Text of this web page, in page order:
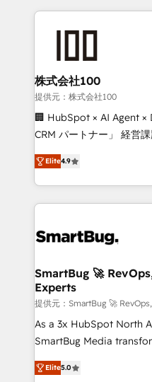
Company of the Year 2024/25
and build AI-powered
from week one, in your time zone.
Onboarding: Live in
around your business,
Move from any legacy
run your revenue
service wired together. ➤
tune-ups, feature rollouts,
HubSpot, switching to
We are built for the work.
株式会社100
提供元：株式会社100
🏢 HubSpot × AI Agent ×
CRM パートナー」 経営課題と現場業務をつなぐAIネイ
ティブ・エージェンシー
力で顧客フロント業務を再設計しま
をする会社か？ HubSpot
トを組み込んだ顧客フロ
ィブ・エージェンシーで
を、CRMを軸とした全社
思決定者・PMO・現場担当
HubSpot導入・活用支援
GTMの見える化・自動化
タ品質設計、グループ横
の一部をAIが自律実行す
Elite4.9
SmartBug 🚀
Experts
提供元：SmartBug 🚀
As a 3x HubSpot North
SmartBug Media
into a revenue engine.
includes specialized
Elite5.0